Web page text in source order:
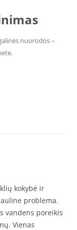
nuorodos –
kokybė ir
problema.
vandens poreikis
Vienas